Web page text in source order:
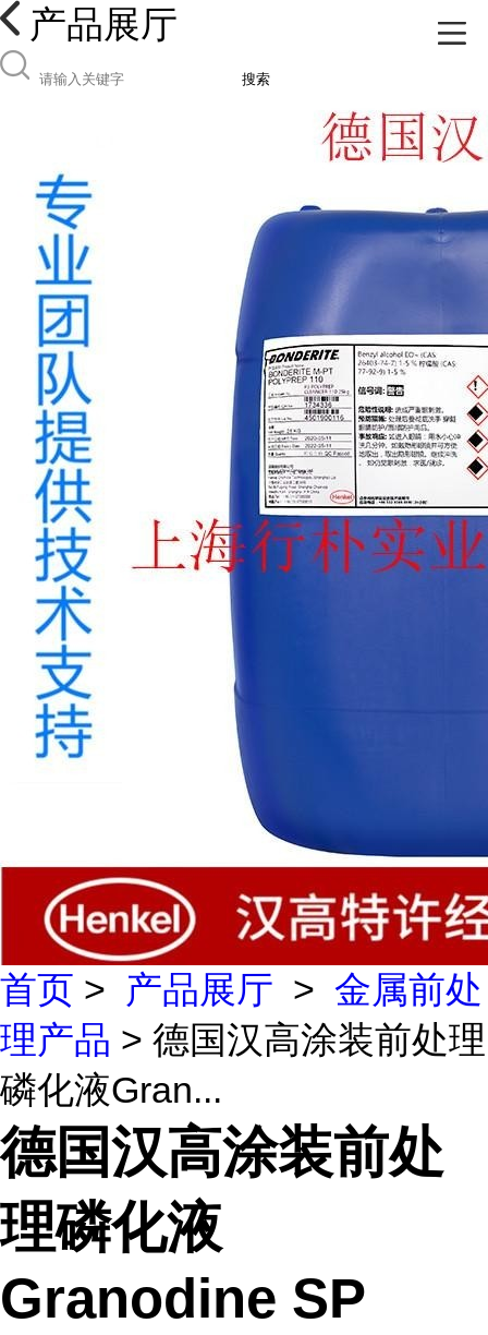
产品展厅
搜索
首页 > 产品展厅 > 金属前处
理产品 > 德国汉高涂装前处理
磷化液Gran...
德国汉高涂装前处
理磷化液
Granodine SP